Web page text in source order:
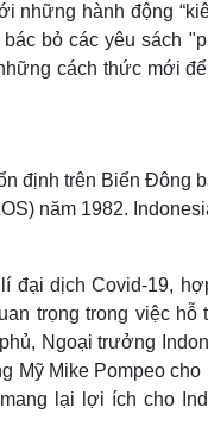
những hành động
bỏ các yêu sách
cách thức mới
định trên Biển Đông
năm 1982.
đại dịch Covid-19,
trọng trong việc hỗ
Ngoại trưởng
Mỹ Mike Pompeo cho
lại lợi ích cho